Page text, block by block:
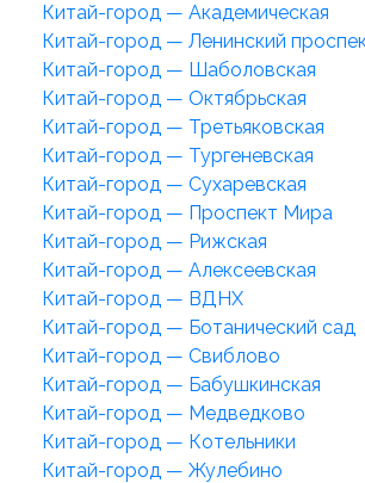
Китай-город — Академическая
Китай-город — Ленинский
Китай-город — Шаболовская
Китай-город — Октябрьская
Китай-город — Третьяковская
Китай-город — Тургеневская
Китай-город — Сухаревская
Китай-город — Проспект Мира
Китай-город — Рижская
Китай-город — Алексеевская
Китай-город — ВДНХ
Китай-город — Ботанический сад
Китай-город — Свиблово
Китай-город — Бабушкинская
Китай-город — Медведково
Китай-город — Котельники
Китай-город — Жулебино